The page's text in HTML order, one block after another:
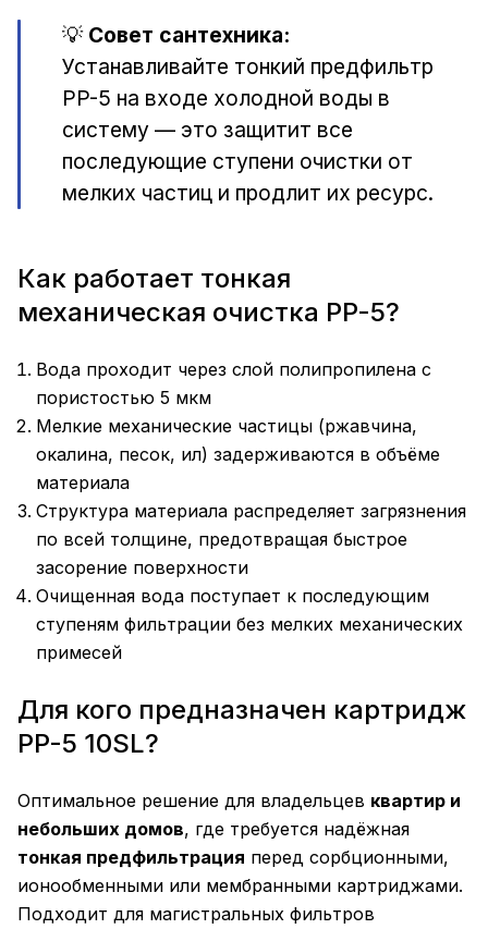
💡 Совет сантехника:
Устанавливайте тонкий предфильтр
PP-5 на входе холодной воды в
систему — это защитит все
последующие ступени очистки от
мелких частиц и продлит их ресурс.
Как работает тонкая
механическая очистка PP-5?
Вода проходит через слой полипропилена с
пористостью 5 мкм
Мелкие механические частицы (ржавчина,
окалина, песок, ил) задерживаются в объёме
материала
Структура материала распределяет загрязнения
по всей толщине, предотвращая быстрое
засорение поверхности
Очищенная вода поступает к последующим
ступеням фильтрации без мелких механических
примесей
Для кого предназначен картридж
PP-5 10SL?
Оптимальное решение для владельцев квартир и
небольших домов, где требуется надёжная
тонкая предфильтрация перед сорбционными,
ионообменными или мембранными картриджами.
Подходит для магистральных фильтров